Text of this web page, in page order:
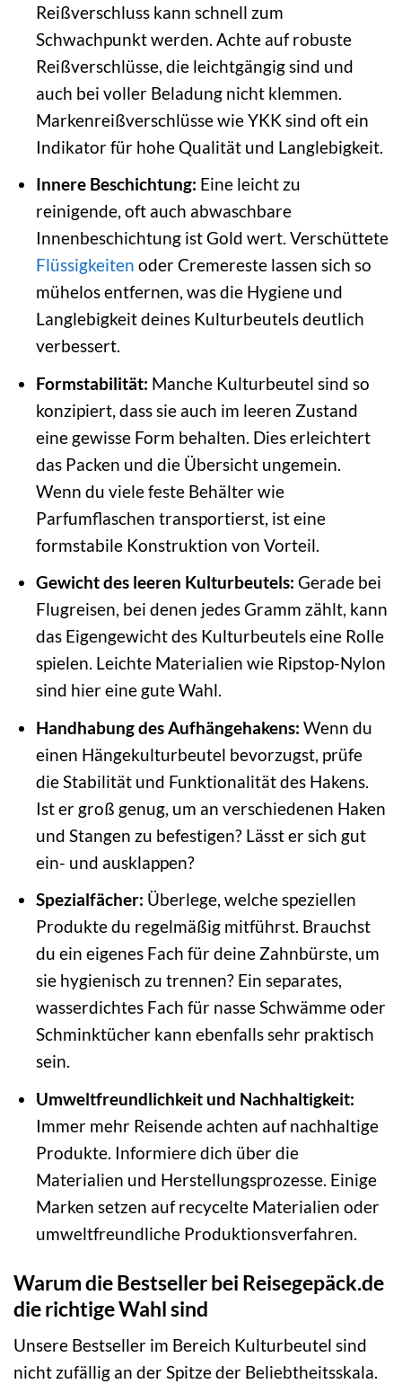
Reißverschluss kann schnell zum
Schwachpunkt werden. Achte auf robuste
Reißverschlüsse, die leichtgängig sind und
auch bei voller Beladung nicht klemmen.
Markenreißverschlüsse wie YKK sind oft ein
Indikator für hohe Qualität und Langlebigkeit.
Innere Beschichtung: Eine leicht zu
reinigende, oft auch abwaschbare
Innenbeschichtung ist Gold wert. Verschüttete
Flüssigkeiten oder Cremereste lassen sich so
mühelos entfernen, was die Hygiene und
Langlebigkeit deines Kulturbeutels deutlich
verbessert.
Formstabilität: Manche Kulturbeutel sind so
konzipiert, dass sie auch im leeren Zustand
eine gewisse Form behalten. Dies erleichtert
das Packen und die Übersicht ungemein.
Wenn du viele feste Behälter wie
Parfumflaschen transportierst, ist eine
formstabile Konstruktion von Vorteil.
Gewicht des leeren Kulturbeutels: Gerade bei
Flugreisen, bei denen jedes Gramm zählt, kann
das Eigengewicht des Kulturbeutels eine Rolle
spielen. Leichte Materialien wie Ripstop-Nylon
sind hier eine gute Wahl.
Handhabung des Aufhängehakens: Wenn du
einen Hängekulturbeutel bevorzugst, prüfe
die Stabilität und Funktionalität des Hakens.
Ist er groß genug, um an verschiedenen Haken
und Stangen zu befestigen? Lässt er sich gut
ein- und ausklappen?
Spezialfächer: Überlege, welche speziellen
Produkte du regelmäßig mitführst. Brauchst
du ein eigenes Fach für deine Zahnbürste, um
sie hygienisch zu trennen? Ein separates,
wasserdichtes Fach für nasse Schwämme oder
Schminktücher kann ebenfalls sehr praktisch
sein.
Umweltfreundlichkeit und Nachhaltigkeit:
Immer mehr Reisende achten auf nachhaltige
Produkte. Informiere dich über die
Materialien und Herstellungsprozesse. Einige
Marken setzen auf recycelte Materialien oder
umweltfreundliche Produktionsverfahren.
Warum die Bestseller bei Reisegepäck.de
die richtige Wahl sind
Unsere Bestseller im Bereich Kulturbeutel sind
nicht zufällig an der Spitze der Beliebtheitsskala.